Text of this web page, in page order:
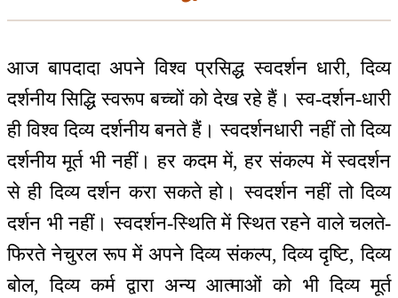
आज बापदादा अपने विश्व प्रसिद्ध स्वदर्शन धारी, दिव्य
दर्शनीय सिद्धि स्वरूप बच्चों को देख रहे हैं। स्व-दर्शन-धारी
ही विश्व दिव्य दर्शनीय बनते हैं। स्वदर्शनधारी नहीं तो दिव्य
दर्शनीय मूर्त भी नहीं। हर कदम में, हर संकल्प में स्वदर्शन
से ही दिव्य दर्शन करा सकते हो। स्वदर्शन नहीं तो दिव्य
दर्शन भी नहीं। स्वदर्शन-स्थिति में स्थित रहने वाले चलते-
फिरते नेचुरल रूप में अपने दिव्य संकल्प, दिव्य दृष्टि, दिव्य
बोल, दिव्य कर्म द्वारा अन्य आत्माओं को भी दिव्य मूर्त